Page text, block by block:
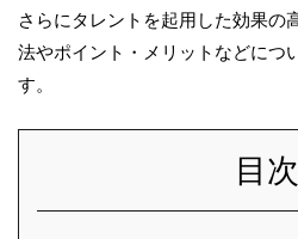
さらにタレントを起用した効果の
法やポイント・メリットなどにつ
す。
目次